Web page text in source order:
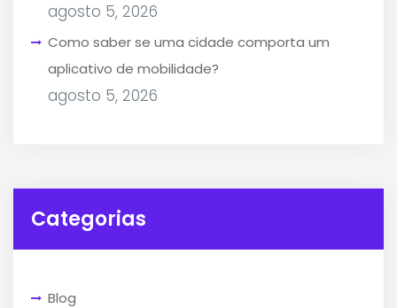
agosto 5, 2026
Como saber se uma cidade comporta um
aplicativo de mobilidade?
agosto 5, 2026
Categorias
Blog